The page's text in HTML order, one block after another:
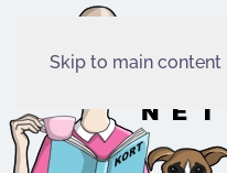
Skip to main content